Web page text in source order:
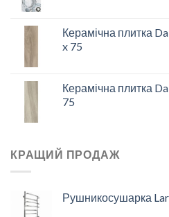
Керамічна плитка
x 75
Керамічна плитка
75
КРАЩИЙ ПРОДАЖ
Рушникосушарка